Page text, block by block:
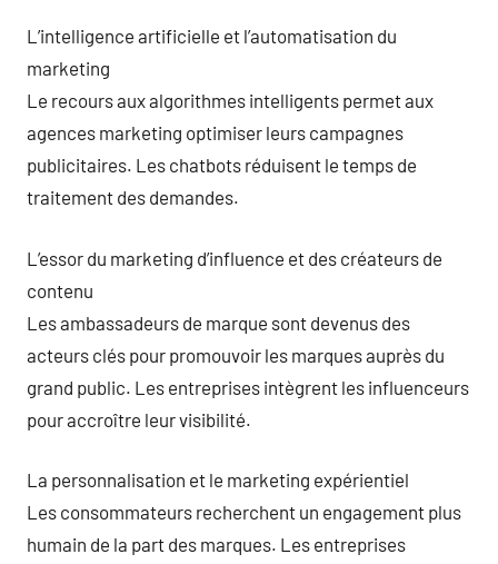
L’intelligence artificielle et l’automatisation du
marketing
Le recours aux algorithmes intelligents permet aux
agences marketing optimiser leurs campagnes
publicitaires. Les chatbots réduisent le temps de
traitement des demandes.
L’essor du marketing d’influence et des créateurs de
contenu
Les ambassadeurs de marque sont devenus des
acteurs clés pour promouvoir les marques auprès du
grand public. Les entreprises intègrent les influenceurs
pour accroître leur visibilité.
La personnalisation et le marketing expérientiel
Les consommateurs recherchent un engagement plus
humain de la part des marques. Les entreprises